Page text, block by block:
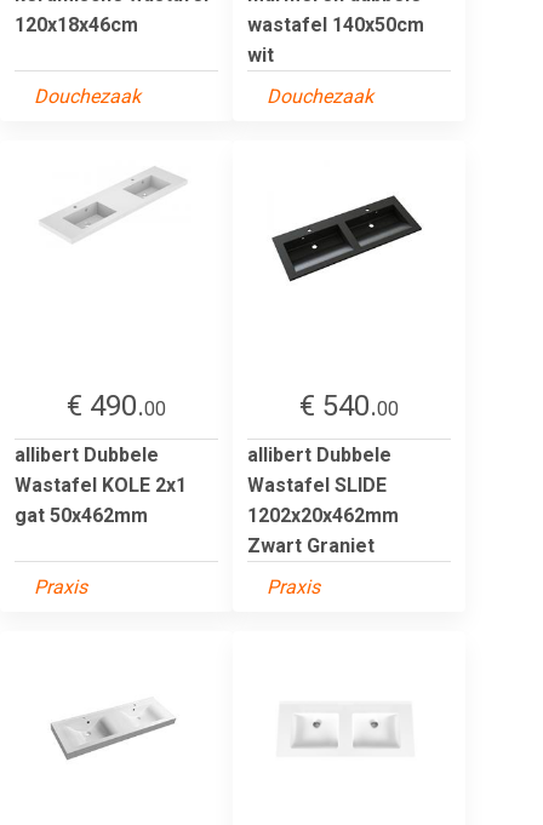
120x18x46cm
Douchezaak
wastafel 140x50cm
wit
Douchezaak
€ 490.00
allibert Dubbele
Wastafel KOLE 2x1
gat 50x462mm
Praxis
€ 540.00
allibert Dubbele
Wastafel SLIDE
1202x20x462mm
Zwart Graniet
Praxis